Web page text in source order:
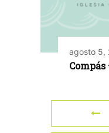
agosto 5,
Compás